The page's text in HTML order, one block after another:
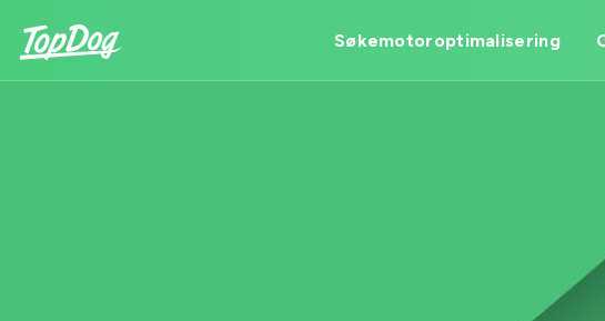
Søkemotoroptimalisering